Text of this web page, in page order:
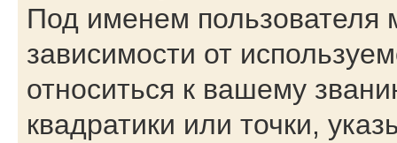
Под именем пользователя
зависимости от
относиться к вашему
квадратики или точки,